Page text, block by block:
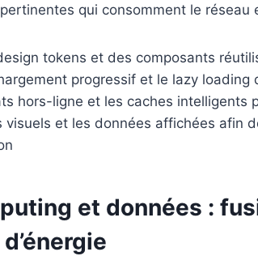
qui consomment le réseau
tokens et des composants
progressif et le lazy loading
hors-ligne et les caches intelligents
visuels et les données affichées afin
et données :